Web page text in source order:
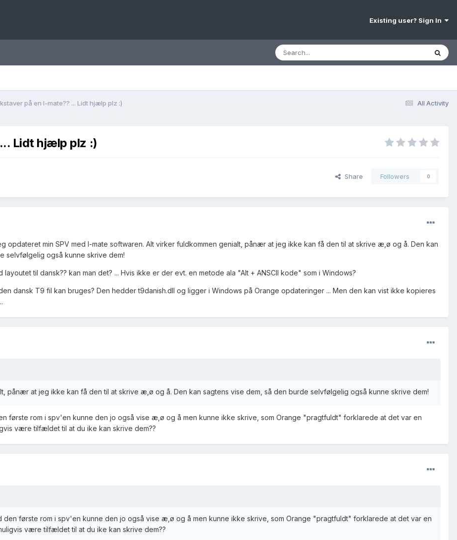
Existing user? Sign In
All Activity
på en I-mate?? ... Lidt hjælp plz :)
Lidt hjælp plz :)
Share Followers 0
opdateret min SPV med I-mate softwaren. Alt virker fuldkommen genialt, pånær at jeg ikke kan få den til at skrive æ,ø og å. Den kan
selvfølgelig også kunne skrive dem!
til dansk?? kan man det? ... Hvis ikke er der evt. en metode ala "Alt + ANSCII kode" som i Windows?
dansk T9 fil kan bruges? Den hedder t9danish.dll og ligger i Windows på Orange opdateringer ... Men den kan vist ikke kopieres
pånær at jeg ikke kan få den til at skrive æ,ø og å. Den kan sagtens vise dem, så den burde selvfølgelig også kunne skrive dem!
første rom i spv'en kunne den jo også vise æ,ø og å men kunne ikke skrive, som Orange "pragtfuldt" forklarede at det var en
være tilfældet til at du ike kan skrive dem??
den første rom i spv'en kunne den jo også vise æ,ø og å men kunne ikke skrive, som Orange "pragtfuldt" forklarede at det var en
være tilfældet til at du ike kan skrive dem??